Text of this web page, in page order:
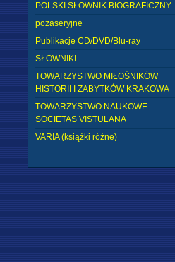
POLSKI SŁOWNIK BIOGRAFICZNY
pozaseryjne
Publikacje CD/DVD/Blu-ray
SŁOWNIKI
TOWARZYSTWO MIŁOŚNIKÓW
HISTORII I ZABYTKÓW KRAKOWA
TOWARZYSTWO NAUKOWE
SOCIETAS VISTULANA
VARIA (książki różne)